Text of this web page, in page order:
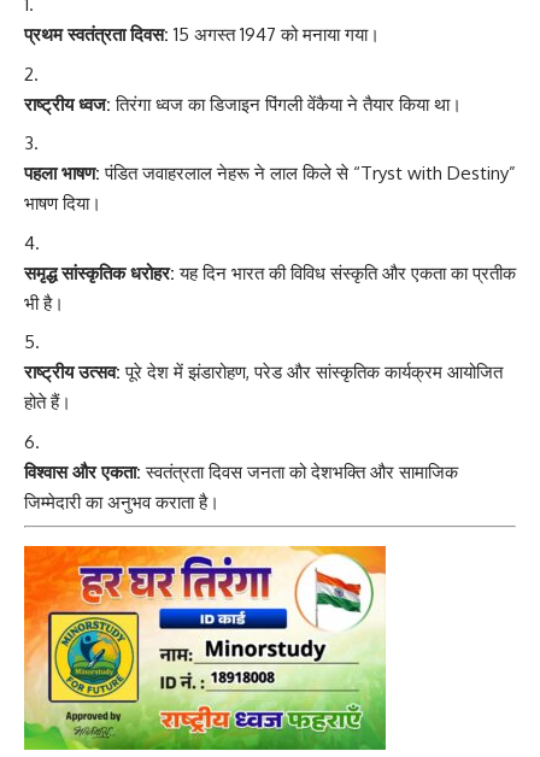
प्रथम स्वतंत्रता दिवस: 15 अगस्त 1947 को मनाया गया।
राष्ट्रीय ध्वज: तिरंगा ध्वज का डिजाइन पिंगली वेंकैया ने तैयार किया था।
पहला भाषण: पंडित जवाहरलाल नेहरू ने लाल किले से “Tryst with Destiny”
भाषण दिया।
समृद्ध सांस्कृतिक धरोहर: यह दिन भारत की विविध संस्कृति और एकता का प्रतीक
भी है।
राष्ट्रीय उत्सव: पूरे देश में झंडारोहण, परेड और सांस्कृतिक कार्यक्रम आयोजित
होते हैं।
विश्वास और एकता: स्वतंत्रता दिवस जनता को देशभक्ति और सामाजिक
जिम्मेदारी का अनुभव कराता है।